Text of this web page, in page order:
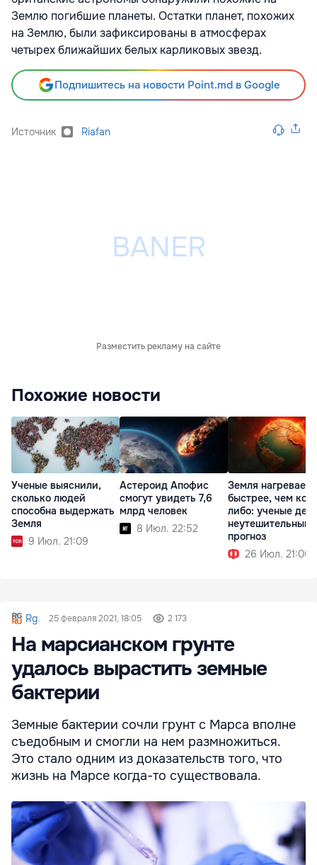
Землю погибшие планеты. Остатки планет, похожих
на Землю, были зафиксированы в атмосферах
четырех ближайших белых карликовых звезд.
Подпишитесь на новости Point.md в Google
Источник Riafan
Разместить рекламу на сайте
Похожие новости
Ученые выяснили,
сколько людей
способна выдержать
Земля
9 Июл. 21:09
Астероид Апофис
смогут увидеть 7,6
млрд человек
8 Июл. 22:52
Земля
быстрее, чем
либо: ученые
неутешительный
прогноз
26 Июл. 21:00
Rg 25 февраля 2021, 18:05 2 173
На марсианском грунте
удалось вырастить земные
бактерии
Земные бактерии сочли грунт с Марса вполне
съедобным и смогли на нем размножиться.
Это стало одним из доказательств того, что
жизнь на Марсе когда-то существовала.